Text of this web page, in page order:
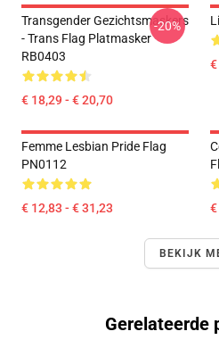
Transgender Gezichtsmaskers
- Trans Flag Platmasker
RB0403
€ 18,29 - € 20,70
-20%
€
Femme Lesbian Pride Flag
PN0112
€ 12,83 - € 31,23 €
BEKIJK
Gerelateerde